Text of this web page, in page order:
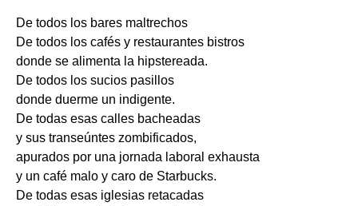
De todos los bares maltrechos
De todos los cafés y restaurantes bistros
donde se alimenta la hipstereada.
De todos los sucios pasillos
donde duerme un indigente.
De todas esas calles bacheadas
y sus transeúntes zombificados,
apurados por una jornada laboral exhausta
y un café malo y caro de Starbucks.
De todas esas iglesias retacadas